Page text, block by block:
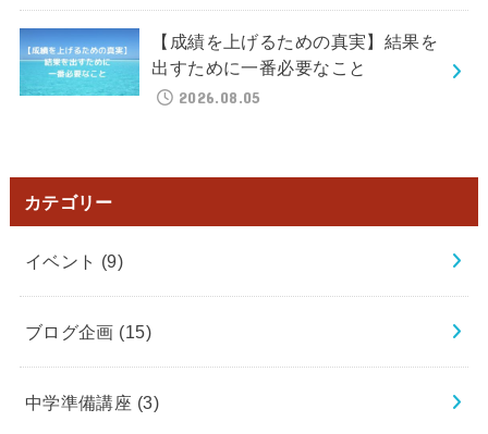
【成績を上げるための真実】結果を
出すために一番必要なこと
2026.08.05
カテゴリー
イベント (9)
ブログ企画 (15)
中学準備講座 (3)